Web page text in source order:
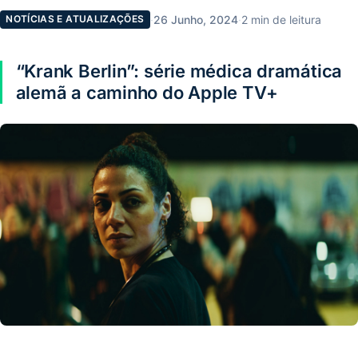
NOTÍCIAS E ATUALIZAÇÕES ·26 Junho, 2024·2 min de leitura
“Krank Berlin”: série médica dramática
alemã a caminho do Apple TV+